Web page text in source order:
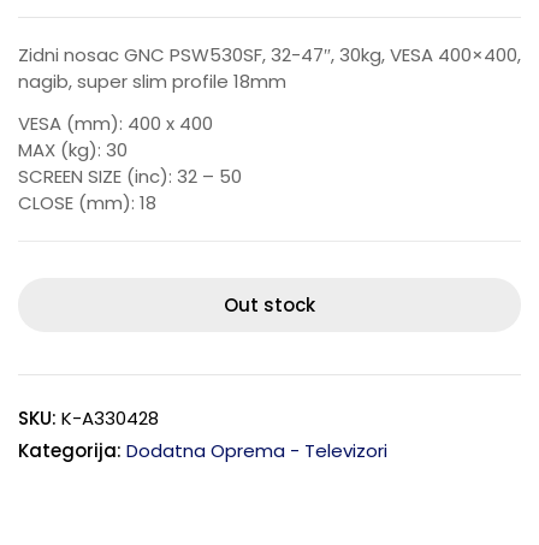
Zidni nosac GNC PSW530SF, 32-47″, 30kg, VESA 400×400,
nagib, super slim profile 18mm
VESA (mm): 400 x 400
MAX (kg): 30
SCREEN SIZE (inc): 32 – 50
CLOSE (mm): 18
Out stock
SKU: K-A330428
Kategorija: Dodatna Oprema - Televizori